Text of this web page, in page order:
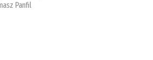
Panfil